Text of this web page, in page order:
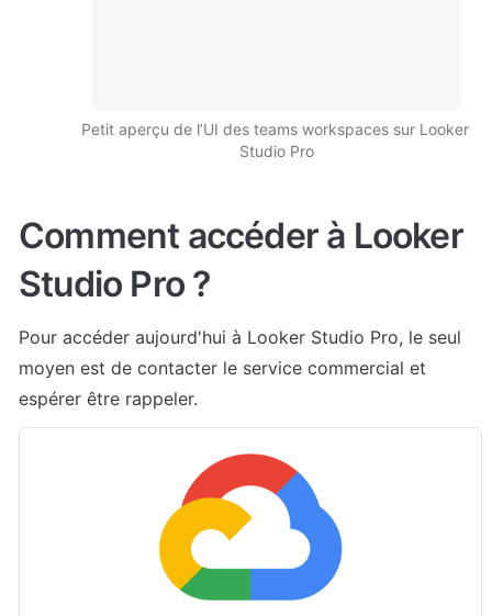
Petit aperçu de l’UI des teams workspaces sur Looker
Studio Pro
Comment accéder à Looker
Studio Pro ?
Pour accéder aujourd'hui à Looker Studio Pro, le seul
moyen est de contacter le service commercial et
espérer être rappeler.